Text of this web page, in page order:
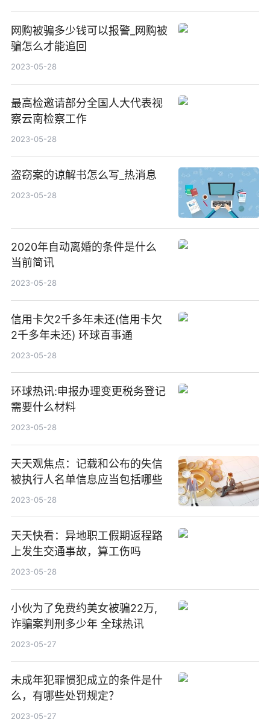
网购被骗多少钱可以报警_网购被
骗怎么才能追回
2023-05-28
最高检邀请部分全国人大代表视
察云南检察工作
2023-05-28
盗窃案的谅解书怎么写_热消息
2023-05-28
2020年自动离婚的条件是什么
当前简讯
2023-05-28
信用卡欠2千多年未还(信用卡欠
2千多年未还) 环球百事通
2023-05-28
环球热讯:申报办理变更税务登记
需要什么材料
2023-05-28
天天观焦点：记载和公布的失信
被执行人名单信息应当包括哪些
2023-05-28
天天快看：异地职工假期返程路
上发生交通事故，算工伤吗
2023-05-28
小伙为了免费约美女被骗22万,
诈骗案判刑多少年 全球热讯
2023-05-27
未成年犯罪惯犯成立的条件是什
么，有哪些处罚规定？
2023-05-27